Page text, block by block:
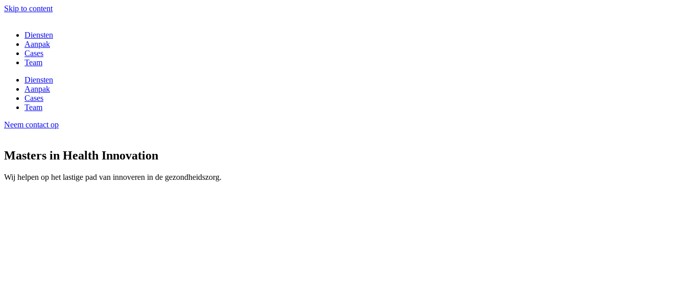
Skip to content
Diensten
Aanpak
Cases
Team
Diensten
Aanpak
Cases
Team
Neem contact op
Masters in Health Innovation
Wij helpen op het lastige pad van innoveren in de gezondheidszorg.